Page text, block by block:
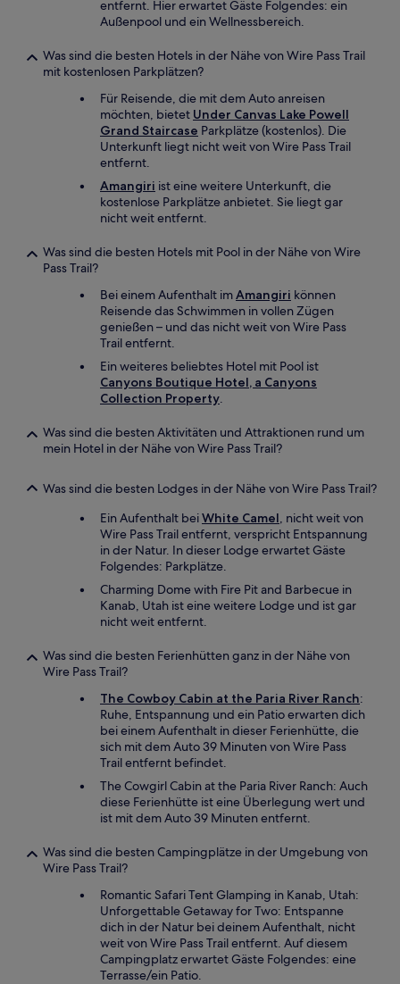
entfernt. Hier erwartet Gäste Folgendes: ein
Außenpool und ein Wellnessbereich.
Was sind die besten Hotels in der Nähe von Wire Pass Trail
mit kostenlosen Parkplätzen?
Für Reisende, die mit dem Auto anreisen
möchten, bietet Under Canvas Lake Powell
Grand Staircase Parkplätze (kostenlos). Die
Unterkunft liegt nicht weit von Wire Pass Trail
entfernt.
Amangiri ist eine weitere Unterkunft, die
kostenlose Parkplätze anbietet. Sie liegt gar
nicht weit entfernt.
Was sind die besten Hotels mit Pool in der Nähe von Wire
Pass Trail?
Bei einem Aufenthalt imAmangiri können
Reisende das Schwimmen in vollen Zügen
genießen – und das nicht weit von Wire Pass
Trail entfernt.
Ein weiteres beliebtes Hotel mit Pool ist
Canyons Boutique Hotel, a Canyons
Collection Property.
Was sind die besten Aktivitäten und Attraktionen rund um
mein Hotel in der Nähe von Wire Pass Trail?
Was sind die besten Lodges in der Nähe von Wire Pass Trail?
Ein Aufenthalt beiWhite Camel, nicht weit von
Wire Pass Trail entfernt, verspricht Entspannung
in der Natur. In dieser Lodge erwartet Gäste
Folgendes: Parkplätze.
Charming Dome with Fire Pit and Barbecue in
Kanab, Utah ist eine weitere Lodge und ist gar
nicht weit entfernt.
Was sind die besten Ferienhütten ganz in der Nähe von
Wire Pass Trail?
The Cowboy Cabin at the Paria River Ranch:
Ruhe, Entspannung und ein Patio erwarten dich
bei einem Aufenthalt in dieser Ferienhütte, die
sich mit dem Auto 39 Minuten von Wire Pass
Trail entfernt befindet.
The Cowgirl Cabin at the Paria River Ranch: Auch
diese Ferienhütte ist eine Überlegung wert und
ist mit dem Auto 39 Minuten entfernt.
Was sind die besten Campingplätze in der Umgebung von
Wire Pass Trail?
Romantic Safari Tent Glamping in Kanab, Utah:
Unforgettable Getaway for Two: Entspanne
dich in der Natur bei deinem Aufenthalt, nicht
weit von Wire Pass Trail entfernt. Auf diesem
Campingplatz erwartet Gäste Folgendes: eine
Terrasse/ein Patio.